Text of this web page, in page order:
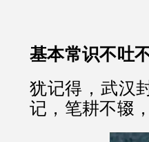
基本常识不吐
犹记得，武汉
记，笔耕不辍